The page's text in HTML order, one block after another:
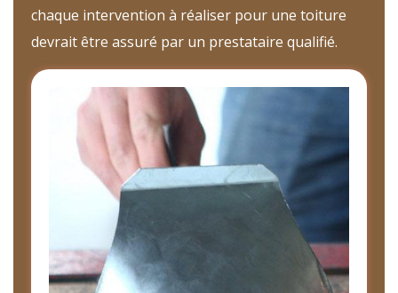
chaque intervention à réaliser pour une toiture
devrait être assuré par un prestataire qualifié.